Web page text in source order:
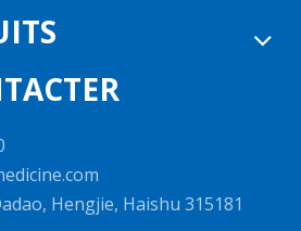
Hengjie, Haishu 315181